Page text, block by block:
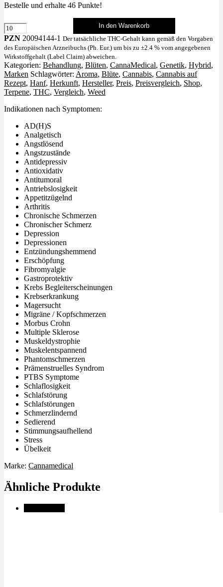
Bestelle und erhalte 46 Punkte!
Citral
Pop
Menge
In den Warenkorb
PZN 20094144-1 Der tatsächliche THC-Gehalt kann gemäß den Vorgaben
des Europäischen Arzneibuchs (Ph. Eur.) um bis zu ±2.4 % vom angegebenen
Wirkstoffgehalt (Label Claim) abweichen.
Kategorien: Behandlung, Blüten, CannaMedical, Genetik, Hybrid,
Marken Schlagwörter: Aroma, Blüte, Cannabis, Cannabis auf
Rezept, Hanf, Herkunft, Hersteller, Preis, Preisvergleich, Shop,
Terpene, THC, Vergleich, Weed
Indikationen nach Symptomen:
AD(H)S
Analgetisch
Angstlösend
Angstzustände
Antidepressiv
Antioxidativ
Antitumoral
Antriebslosigkeit
Appetitzügelnd
Arthritis
Chronische Schmerzen
Chronischer Schmerz
Depression
Depressionen
Entzündungshemmend
Erschöpfung
Fibromyalgie
Gastroprotektiv
Krebs Begleiterscheinungen
Krebserkrankung
Magersucht
Migräne / Kopfschmerzen
Morbus Crohn
Multiple Sklerose
Muskeldystrophie
Muskelentspannend
Phantomschmerzen
Prämenstruelles Syndrom
PTBS Symptome
Schlaflosigkeit
Schlafstörung
Schlafstörungen
Schmerzlindernd
Sedierend
Stimmungsaufhellend
Stress
Übelkeit
Marke: Cannamedical
Ähnliche Produkte